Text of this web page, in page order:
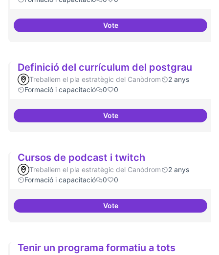
VoteTècniques de seguretat digital
Definició del currículum del postgrau
Treballem el pla estratègic del Canòdrom
2 anys
Formació i capacitació
0 0
VoteDefinició del currículum del
Cursos de podcast i twitch
Treballem el pla estratègic del Canòdrom
2 anys
Formació i capacitació
0 0
VoteCursos de podcast i twitch
Tenir un programa formatiu a tots